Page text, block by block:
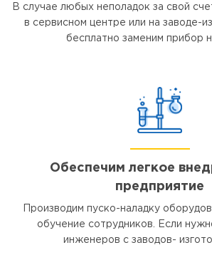
В случае любых неполадок за свой
в сервисном центре или на заводе-
бесплатно заменим прибор
Обеспечим легкое
предприятие
Производим пуско-наладку
обучение сотрудников. Если
инженеров с заводов-